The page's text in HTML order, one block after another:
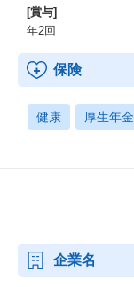
[賞与]
年2回
保険
健康 厚生年金
企業名